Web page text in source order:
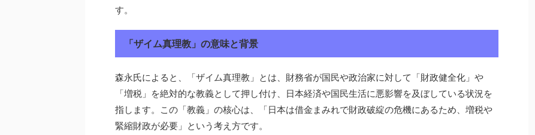
す。
「ザイム真理教」の意味と背景
森永氏によると、「ザイム真理教」とは、財務省が国民や政治家に対して「財政健全化」や
「増税」を絶対的な教義として押し付け、日本経済や国民生活に悪影響を及ぼしている状況を
指します。この「教義」の核心は、「日本は借金まみれで財政破綻の危機にあるため、増税や
緊縮財政が必要」という考え方です。